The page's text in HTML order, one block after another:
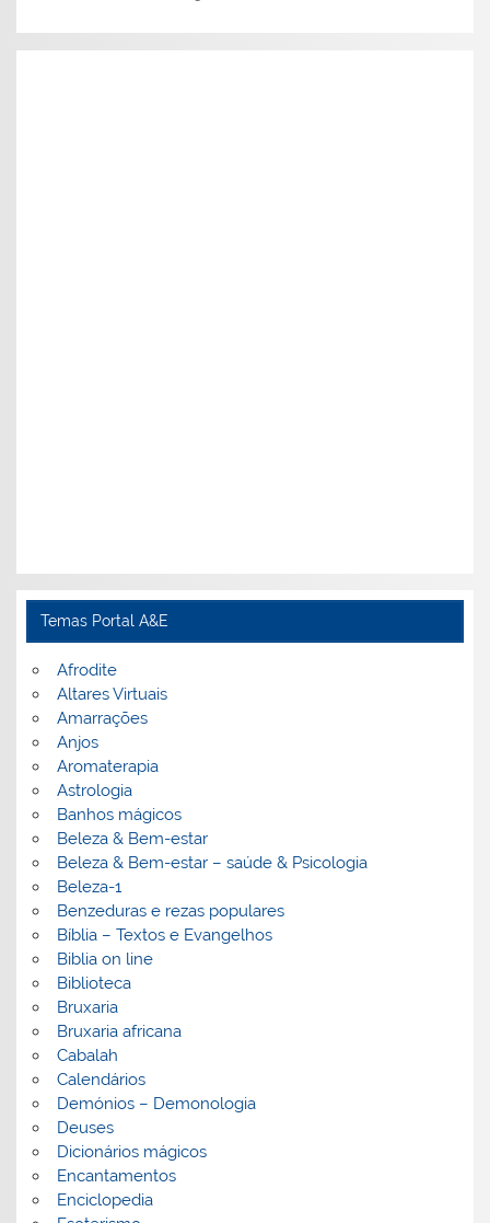
Temas Portal A&E
Afrodite
Altares Virtuais
Amarrações
Anjos
Aromaterapia
Astrologia
Banhos mágicos
Beleza & Bem-estar
Beleza & Bem-estar – saúde & Psicologia
Beleza-1
Benzeduras e rezas populares
Bíblia – Textos e Evangelhos
Biblia on line
Biblioteca
Bruxaria
Bruxaria africana
Cabalah
Calendários
Demónios – Demonologia
Deuses
Dicionários mágicos
Encantamentos
Enciclopedia